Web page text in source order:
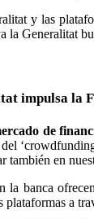
y las
la Generalitat
impulsa la
de
también en
la banca
a